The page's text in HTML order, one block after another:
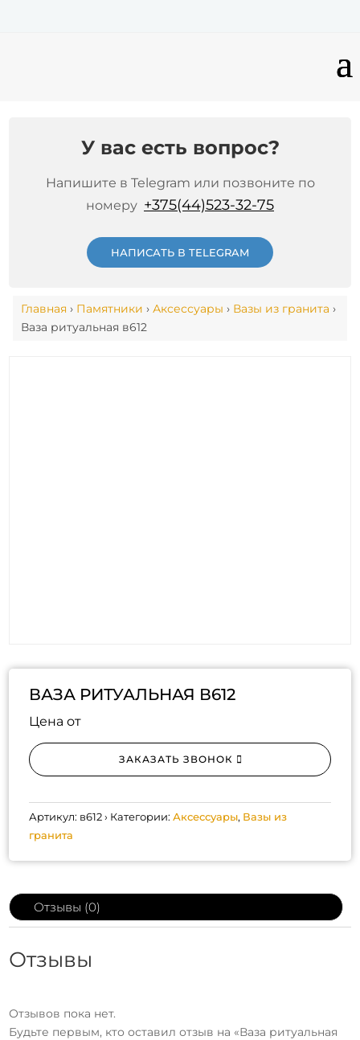
У вас есть вопрос?
Напишите в Telegram или позвоните по
номеру +375(44)523-32-75
НАПИСАТЬ В TELEGRAM
Главная › Памятники ›Аксессуары › Вазы из гранита ›
Ваза ритуальная в612
ВАЗА РИТУАЛЬНАЯ В612
Цена от
ЗАКАЗАТЬ ЗВОНОК
Артикул: в612 Категории:Аксессуары, Вазы из
гранита
Отзывы (0)
Отзывы
Отзывов пока нет.
Будьте первым, кто оставил отзыв на «Ваза ритуальная